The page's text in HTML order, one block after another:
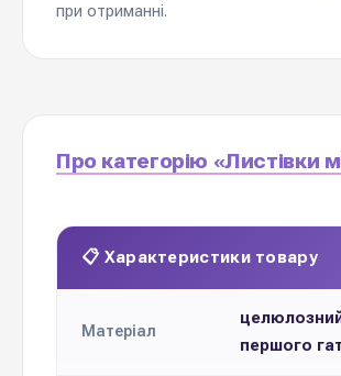
при отриманні.
Про категорію «Листівки
📋 Характеристики товару
Матеріал
першого